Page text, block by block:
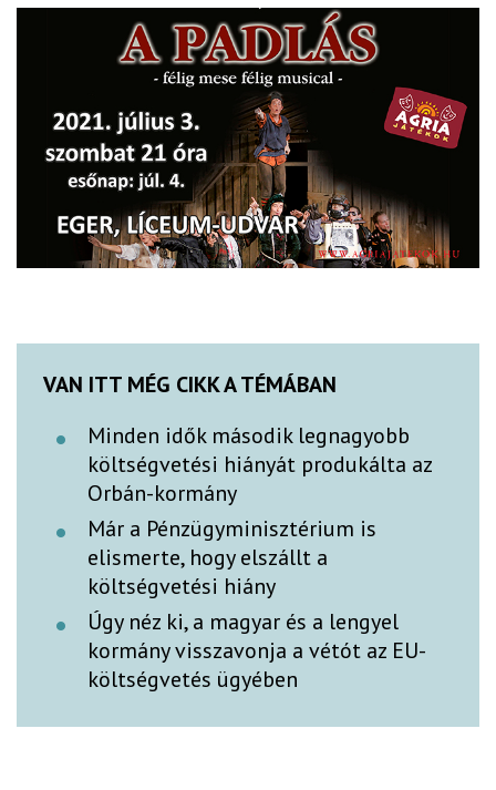
VAN ITT MÉG CIKK A TÉMÁBAN
Minden idők második legnagyobb
költségvetési hiányát produkálta az
Orbán-kormány
Már a Pénzügyminisztérium is
elismerte, hogy elszállt a
költségvetési hiány
Úgy néz ki, a magyar és a lengyel
kormány visszavonja a vétót az EU-
költségvetés ügyében